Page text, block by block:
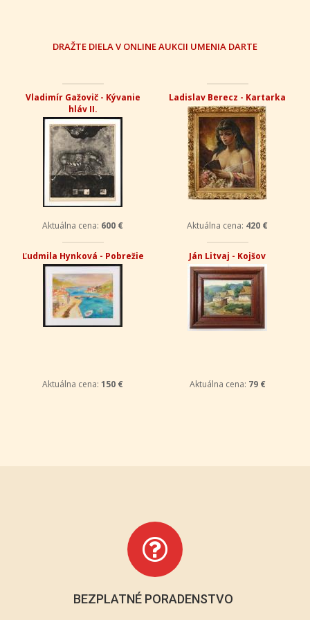
DRAŽTE DIELA V ONLINE AUKCII UMENIA DARTE
Vladimír Gažovič - Kývanie
hláv II.
Aktuálna cena: 600 €
Ladislav Berecz - Kartarka
Aktuálna cena: 420 €
Ľudmila Hynková - Pobrežie
Aktuálna cena: 150 €
Ján Litvaj - Kojšov
Aktuálna cena: 79 €
BEZPLATNÉ PORADENSTVO